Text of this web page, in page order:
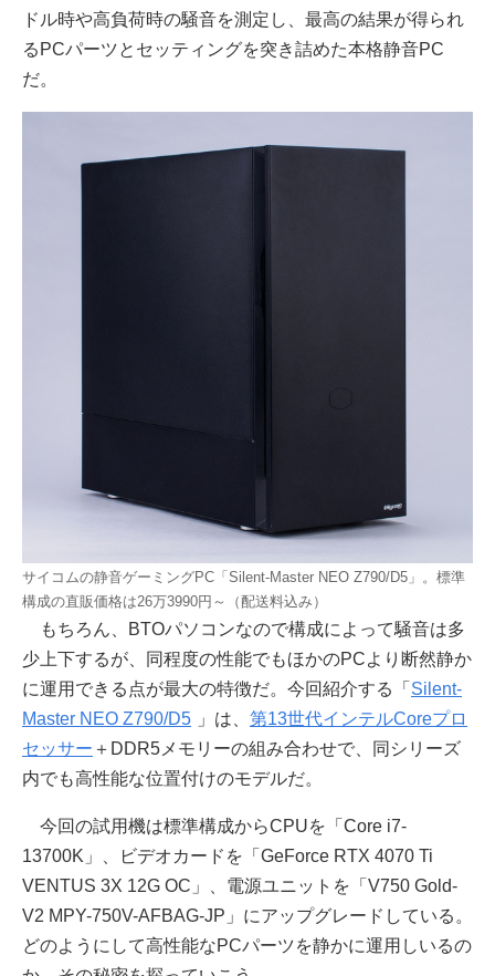
ドル時や高負荷時の騒音を測定し、最高の結果が得られ
るPCパーツとセッティングを突き詰めた本格静音PC
だ。
サイコムの静音ゲーミングPC「Silent-Master NEO Z790/D5」。標準
構成の直販価格は26万3990円～（配送料込み）
もちろん、BTOパソコンなので構成によって騒音は多
少上下するが、同程度の性能でもほかのPCより断然静か
に運用できる点が最大の特徴だ。今回紹介する「 Silent-
Master NEO Z790/D5 」は、 第13世代インテルCoreプロ
セッサー ＋DDR5メモリーの組み合わせで、同シリーズ
内でも高性能な位置付けのモデルだ。
今回の試用機は標準構成からCPUを「Core i7-
13700K」、ビデオカードを「GeForce RTX 4070 Ti
VENTUS 3X 12G OC」、電源ユニットを「V750 Gold-
V2 MPY-750V-AFBAG-JP」にアップグレードしている。
どのようにして高性能なPCパーツを静かに運用しいるの